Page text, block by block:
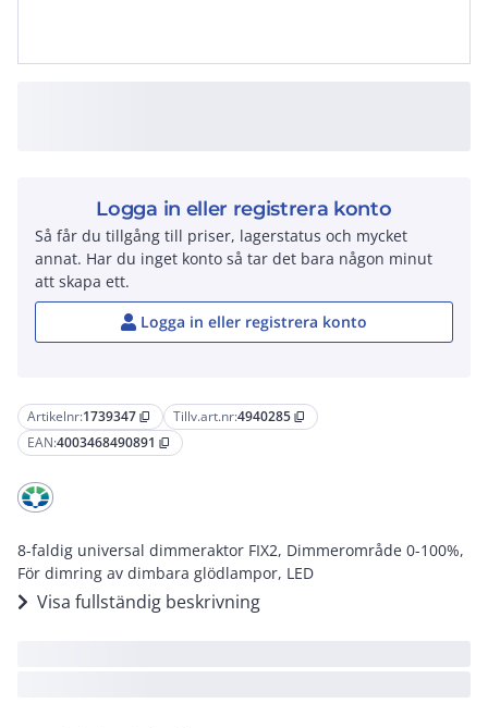
Artikelnr:1739347 content_copy Tillv.art.nr:4940285 content_copy
EAN:4003468490891 content_copy
8-faldig universal dimmeraktor FIX2, Dimmerområde 0-100%,
För dimring av dimbara glödlampor, LED
Visa fullständig beskrivning
Logga in eller registrera konto
Så får du tillgång till priser, lagerstatus och mycket
annat. Har du inget konto så tar det bara någon minut
att skapa ett.
Logga in eller registrera konto